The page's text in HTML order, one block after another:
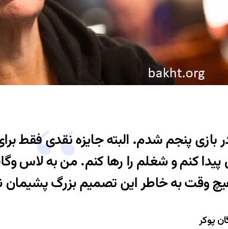
بازی پنجم شدم. البته جایزه نقدی فقط
کنم و شغلم را رها کنم. من به لاس
وقت به خاطر این تصمیم بزرگ
پوکر